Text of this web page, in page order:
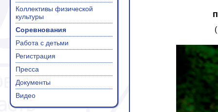
Коллективы физической
культуры
Соревнования
Работа с детьми
Регистрация
Пресса
Документы
Видео